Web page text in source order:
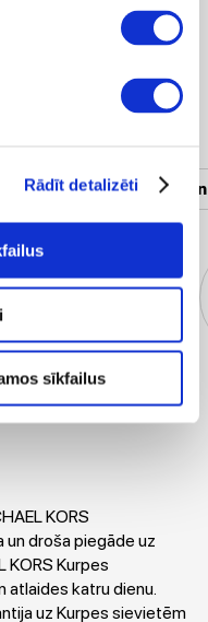
Rādīt detalizēti
sīkfailus
apģērbi Sieviešu
T-krekli
KORS
un droša piegāde uz
KORS Kurpes
atlaides katru dienu.
uz Kurpes sievietēm